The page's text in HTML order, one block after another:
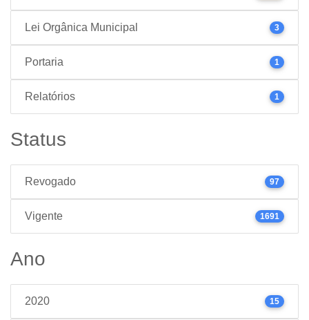
Lei Orgânica Municipal 3
Portaria 1
Relatórios 1
Status
Revogado 97
Vigente 1691
Ano
2020 15